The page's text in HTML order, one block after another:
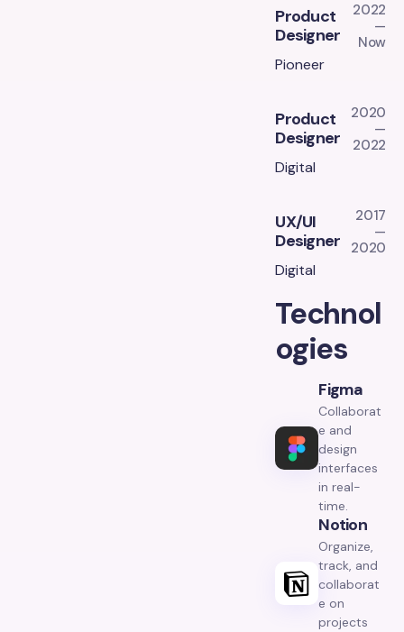
Product
Designer
2022
—
Now
Pioneer
Product
Designer
2020
—
2022
Digital
UX/UI
Designer
2017
—
2020
Digital
Technol
ogies
Figma
Collaborat
e and
design
interfaces
in real-
time.
Notion
Organize,
track, and
collaborat
e on
projects